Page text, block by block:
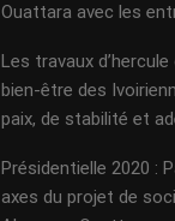
Ouattara avec les
Les travaux
bien-être des
paix, de stabilité et
Présidentielle 2020 :
axes du projet de